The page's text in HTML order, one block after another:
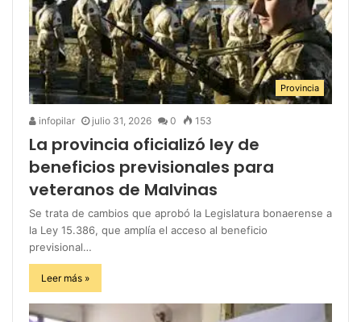
Provincia
infopilar julio 31, 2026 0 153
La provincia oficializó ley de
beneficios previsionales para
veteranos de Malvinas
Se trata de cambios que aprobó la Legislatura bonaerense a
la Ley 15.386, que amplía el acceso al beneficio
previsional…
Leer más »